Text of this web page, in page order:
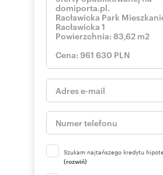
Szukam najtańszego kredytu
(rozwiń)